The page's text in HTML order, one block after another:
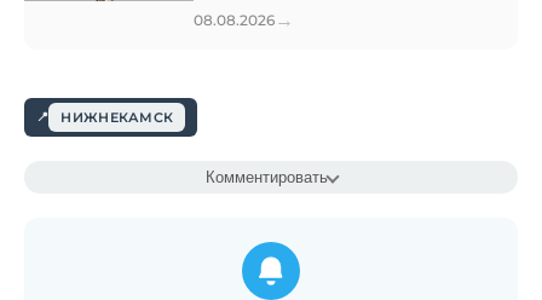
08.08.2026 →
НИЖНЕКАМСК
Комментировать